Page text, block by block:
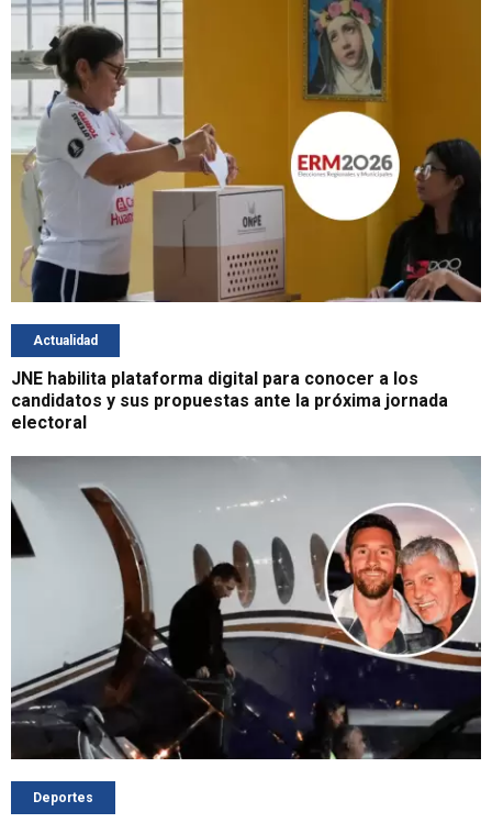
Actualidad
JNE habilita plataforma digital para conocer a los
candidatos y sus propuestas ante la próxima jornada
electoral
Deportes